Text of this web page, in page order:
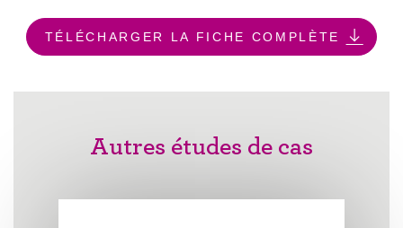
TÉLÉCHARGER LA FICHE COMPLÈTE
Autres études de cas